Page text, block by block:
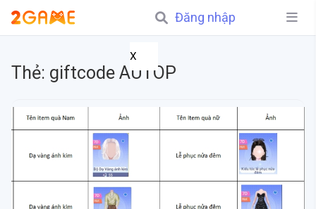
Đăng nhập
X
Thẻ: giftcode AUTOP